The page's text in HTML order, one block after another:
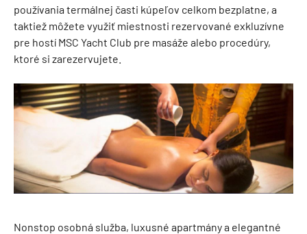
používania termálnej časti kúpeľov celkom bezplatne, a
taktiež môžete využiť miestnosti rezervované exkluzívne
pre hostí MSC Yacht Club pre masáže alebo procedúry,
ktoré si zarezervujete.
Nonstop osobná služba, luxusné apartmány a elegantné